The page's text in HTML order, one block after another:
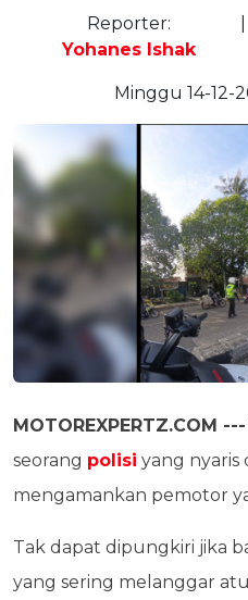
Reporter:
Yohanes Ishak
Minggu 14-12-
MOTOREXPERTZ.COM ---
seorang polisi yang nyaris
mengamankan pemotor
Tak dapat dipungkiri jika
yang sering melanggar